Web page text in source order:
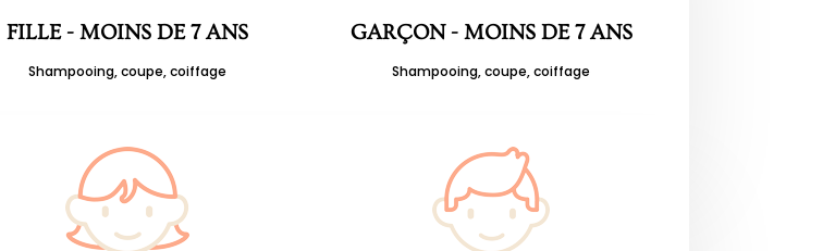
FILLE - MOINS DE 7 ANS
Shampooing, coupe, coiffage
GARÇON - MOINS DE 7 ANS
Shampooing, coupe, coiffage